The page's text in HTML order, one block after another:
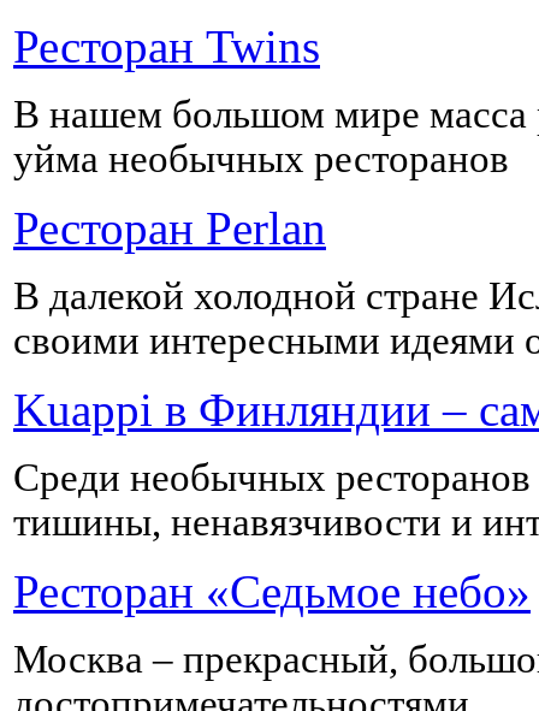
Ресторан Twins
В нашем большом мире масса
уйма необычных ресторанов
Ресторан Perlan
В далекой холодной стране
своими интересными идеями
Kuappi в Финляндии –
Среди необычных
тишины, ненавязчивости и
Ресторан «Седьмое небо»
Москва – прекрасный,